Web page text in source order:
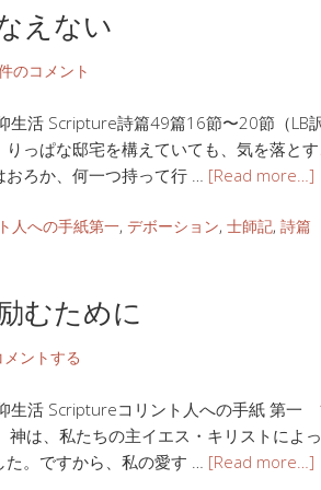
えない
のコメント
生活 Scripture詩篇49篇16節〜20節（LB
っぱな邸宅を構えていても、気を落と
ろか、何一つ持って行 … [Read more…]
人への手紙第一, デボーション, 士師記, 詩篇
むために
メントする
生活 Scriptureコリント人への手紙 第一
神は、私たちの主イエス・キリストによ
。ですから、私の愛す … [Read more…]